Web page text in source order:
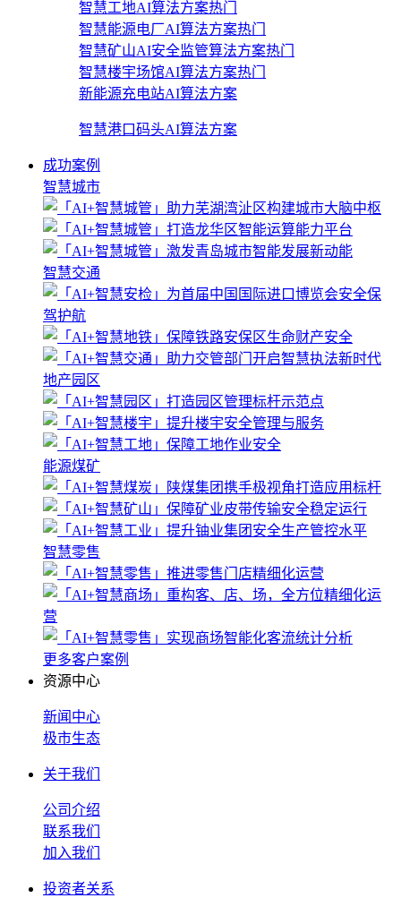
智慧工地AI算法方案热门
智慧能源电厂AI算法方案热门
智慧矿山AI安全监管算法方案热门
智慧楼宇场馆AI算法方案热门
新能源充电站AI算法方案
智慧港口码头AI算法方案
成功案例
智慧城市
智慧交通
地产园区
能源煤矿
智慧零售
更多客户案例
资源中心
新闻中心
极市生态
关于我们
公司介绍
联系我们
加入我们
投资者关系